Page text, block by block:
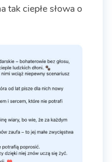
tak ciepłe słowa o